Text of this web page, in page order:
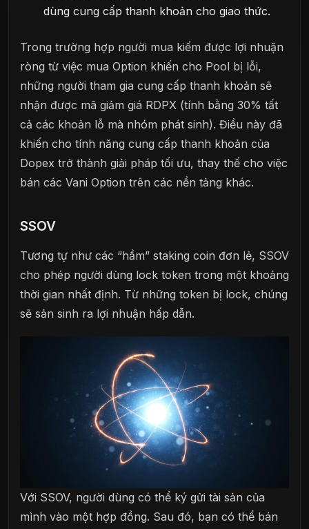
dùng cung cấp thanh khoản cho giao thức.
Trong trường hợp người mua kiếm được lợi nhuận
ròng từ việc mua Option khiến cho Pool bị lỗi,
những người tham gia cung cấp thanh khoản sẽ
nhận được mã giảm giá RDPX (tính bằng 30% tất
cả các khoản lỗ mà nhóm phát sinh). Điều này đã
khiến cho tính năng cung cấp thanh khoản của
Dopex trở thành giải pháp tối ưu, thay thế cho việc
bán các Vani Option trên các nền tảng khác.
SSOV
Tương tự như các “hầm” staking coin đơn lẻ, SSOV
cho phép người dùng lock token trong một khoảng
thời gian nhất định. Từ những token bị lock, chúng
sẽ sản sinh ra lợi nhuận hấp dẫn.
Với SSOV, người dùng có thể ký gửi tài sản của
mình vào một hợp đồng. Sau đó, bạn có thể bán